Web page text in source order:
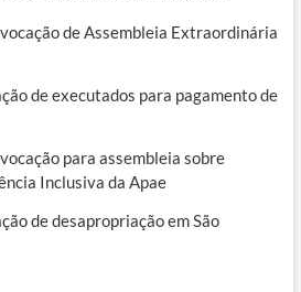
de Assembleia Extraordinária
de executados para pagamento de
para assembleia sobre
Inclusiva da Apae
de desapropriação em São